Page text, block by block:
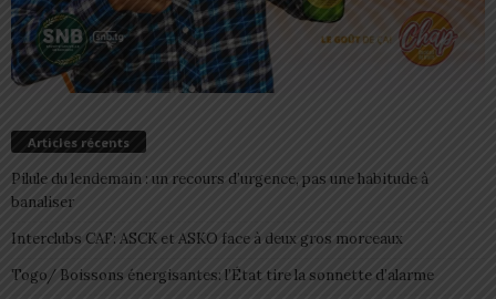
Articles récents
Pilule du lendemain : un recours d’urgence, pas une habitude à
banaliser
Interclubs CAF: ASCK et ASKO face à deux gros morceaux
Togo/ Boissons énergisantes: l’État tire la sonnette d’alarme